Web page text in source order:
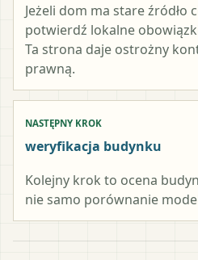
Jeżeli dom ma stare źródło
potwierdź lokalne
Ta strona daje ostrożny
prawną.
NASTĘPNY KROK
weryfikacja budynku
Kolejny krok to ocena
nie samo porównanie